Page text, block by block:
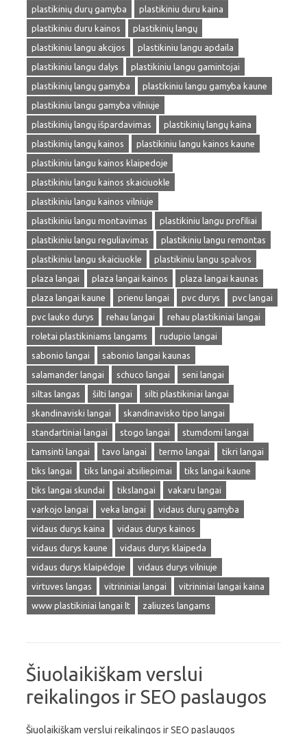
plastikinių durų gamyba
plastikiniu duru kaina
plastikiniu duru kainos
plastikinių langų
plastikiniu langu akcijos
plastikiniu langu apdaila
plastikiniu langu dalys
plastikiniu langu gamintojai
plastikinių langų gamyba
plastikiniu langu gamyba kaune
plastikiniu langu gamyba vilniuje
plastikinių langų išpardavimas
plastikinių langų kaina
plastikinių langų kainos
plastikiniu langu kainos kaune
plastikiniu langu kainos klaipedoje
plastikiniu langu kainos skaiciuokle
plastikiniu langu kainos vilniuje
plastikiniu langu montavimas
plastikiniu langu profiliai
plastikiniu langu reguliavimas
plastikiniu langu remontas
plastikiniu langu skaiciuokle
plastikiniu langu spalvos
plaza langai
plaza langai kainos
plaza langai kaunas
plaza langai kaune
prienu langai pvc durys
pvc langai
pvc lauko durys
rehau langai
rehau plastikiniai langai
roletai plastikiniams langams
rudupio langai
sabonio langai
sabonio langai kaunas
salamander langai
schuco langai
seni langai
siltas langas
šilti langai
silti plastikiniai langai
skandinaviski langai
skandinavisko tipo langai
standartiniai langai
stogo langai
stumdomi langai
tamsinti langai
tavo langai termo langai
tikri langai
tiks langai
tiks langai atsiliepimai
tiks langai kaune
tiks langai skundai
tikslangai
vakaru langai
varkojo langai
veka langai
vidaus durų gamyba
vidaus durys kaina
vidaus durys kainos
vidaus durys kaune
vidaus durys klaipeda
vidaus durys klaipėdoje
vidaus durys vilniuje
virtuves langas
vitrininiai langai
vitrininiai langai kaina
www plastikiniai langai lt
zaliuzes langams
Šiuolaikiškam verslui
reikalingos ir SEO paslaugos
Šiuolaikiškam verslui reikalingos ir SEO paslaugos